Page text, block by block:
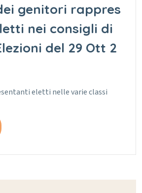
genitori rappres
nei consigli di
del 29 Ott 2
eletti nelle varie classi